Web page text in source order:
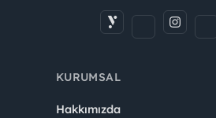
KURUMSAL
Hakkımızda